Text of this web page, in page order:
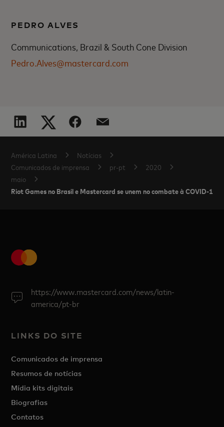
PEDRO ALVES
Communications, Brazil & South Cone Division
Pedro.Alves@mastercard.com
América Latina
Notícias
Comunicados de imprensa
pr-pt
2020
maio
Riot Games no Brasil e Mastercard se unem no combate à COVID-19
https://www.mastercard.com/news/latin-
america/pt-br
LINKS DO SITE
Comunicados de imprensa
Resumos de notícias
Mídia kits digitais
Biografias
Contatos